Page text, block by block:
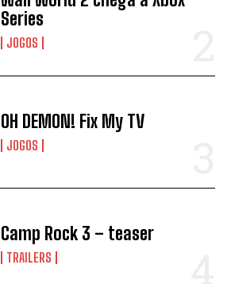
Series
JOGOS
OH DEMON! Fix My TV
JOGOS
Camp Rock 3 – teaser
TRAILERS